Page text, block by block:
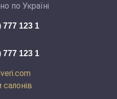
по Україні
777 123 1
777 123 1